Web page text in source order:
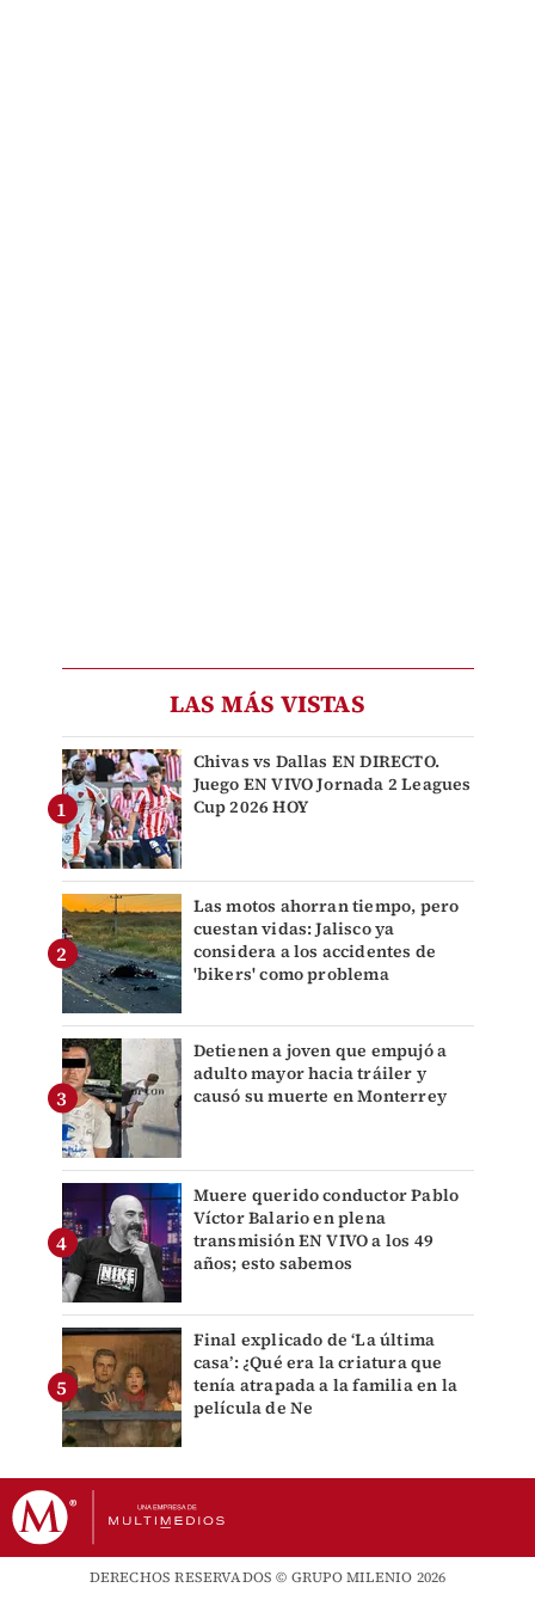
LAS MÁS VISTAS
Chivas vs Dallas EN DIRECTO.
Juego EN VIVO Jornada 2 Leagues
Cup 2026 HOY
Las motos ahorran tiempo, pero
cuestan vidas: Jalisco ya
considera a los accidentes de
'bikers' como problema
Detienen a joven que empujó a
adulto mayor hacia tráiler y
causó su muerte en Monterrey
Muere querido conductor Pablo
Víctor Balario en plena
transmisión EN VIVO a los 49
años; esto sabemos
Final explicado de ‘La última
casa’: ¿Qué era la criatura que
tenía atrapada a la familia en la
película de Ne
DERECHOS RESERVADOS © GRUPO MILENIO 2026